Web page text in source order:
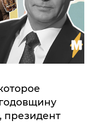
президент